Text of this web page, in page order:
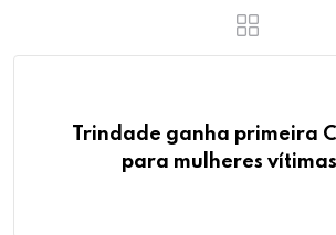
Trindade ganha primeira
para mulheres